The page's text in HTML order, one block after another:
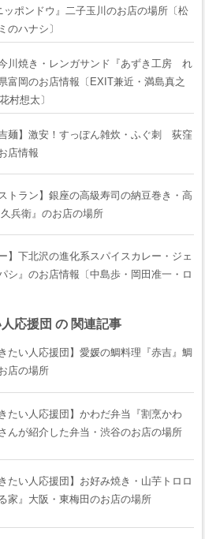
ッポンドウ』二子玉川のお店の場所〔松
のハナシ〕
今川焼き・レンガサンド『あずき工房 れ
富岡のお店情報〔EXIT兼近・満島真之
村想太〕
吉麺】激安！すっぽん雑炊・ふぐ刺 荻窪
店情報
トラン】銀座の高級寿司の納豆巻き・高
兵衛』のお店の場所
】下北沢の進化系スパイスカレー・ジェ
シ』のお店情報〔中島歩・岡田准一・ロ
応援団 の 関連記事
たい人応援団】愛媛の鯛料理『赤吉』鯛
店の場所
たい人応援団】かわだ弁当『割烹かわ
んが紹介した弁当・渋谷のお店の場所
たい人応援団】お好み焼き・山芋トロロ
家』大阪・東梅田のお店の場所